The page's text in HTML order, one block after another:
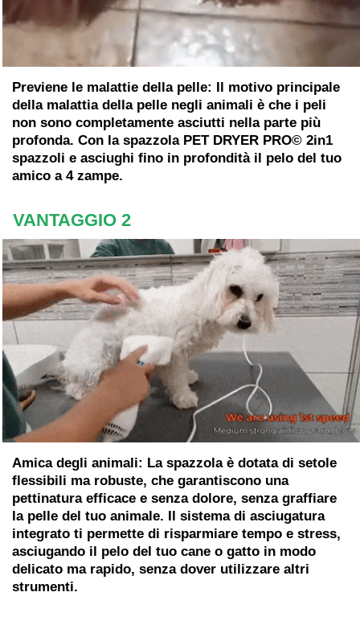
Previene le malattie della pelle:
Il motivo principale
della malattia della pelle negli animali è che i peli
non sono completamente asciutti nella parte più
profonda. Con la spazzola PET DRYER PRO© 2in1
spazzoli e asciughi fino in profondità il pelo del tuo
amico a 4 zampe.
VANTAGGIO 2
Amica degli animali: La spazzola è dotata di setole
flessibili ma robuste, che garantiscono una
pettinatura efficace e senza dolore, senza graffiare
la pelle del tuo animale. Il sistema di asciugatura
integrato ti permette di risparmiare tempo e stress,
asciugando il pelo del tuo cane o gatto in modo
delicato ma rapido, senza dover utilizzare altri
strumenti.